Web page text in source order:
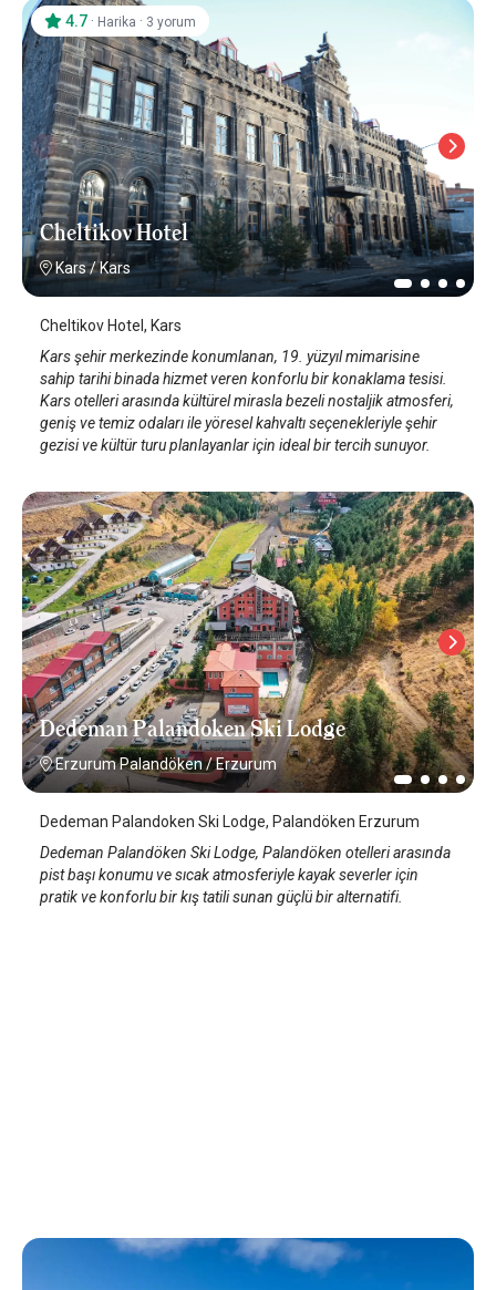
Cheltikov Hotel
Kars/Kars
4.7 · Harika · 3 yorum
Cheltikov Hotel, Kars
Kars şehir merkezinde konumlanan, 19. yüzyıl mimarisine
sahip tarihi binada hizmet veren konforlu bir konaklama tesisi.
Kars otelleri arasında kültürel mirasla bezeli nostaljik atmosferi,
geniş ve temiz odaları ile yöresel kahvaltı seçenekleriyle şehir
gezisi ve kültür turu planlayanlar için ideal bir tercih sunuyor.
Dedeman Palandoken Ski Lodge
Erzurum Palandöken/Erzurum
Dedeman Palandoken Ski Lodge, Palandöken Erzurum
Dedeman Palandöken Ski Lodge, Palandöken otelleri arasında
pist başı konumu ve sıcak atmosferiyle kayak severler için
pratik ve konforlu bir kış tatili sunan güçlü bir alternatifi.